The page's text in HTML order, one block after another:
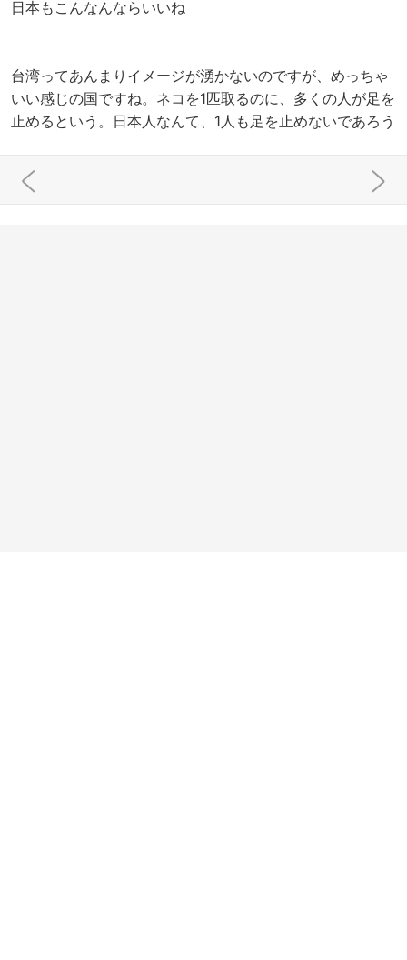
日本もこんなんならいいね
台湾ってあんまりイメージが湧かないのですが、めっちゃ
いい感じの国ですね。ネコを1匹取るのに、多くの人が足を
止めるという。日本人なんて、1人も足を止めないであろう